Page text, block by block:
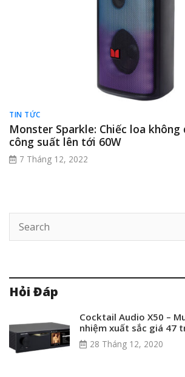
TIN TỨC
Monster Sparkle: Chiếc loa không
công suất lên tới 60W
7 Tháng 12, 2022
Hỏi Đáp
Cocktail Audio X50 –
nhiệm xuất sắc giá 47
28 Tháng 12, 2020